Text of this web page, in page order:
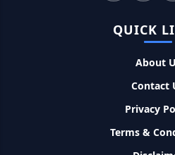
जीरो बैलेंस बैंक अकाउंट, फ्री डेबिट
बस अपने मोबाइल से ऐसे करे अप्लाई
Pradhanmantri Home Loan
हुई प्रधानमंत्री होम लोन योजना, 25
QUICK
About
Contact
Privacy
Terms &